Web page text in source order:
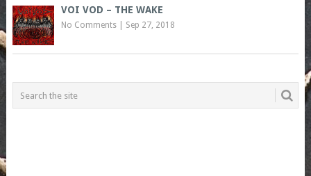
VOI VOD – THE WAKE
No Comments| Sep 27, 2018